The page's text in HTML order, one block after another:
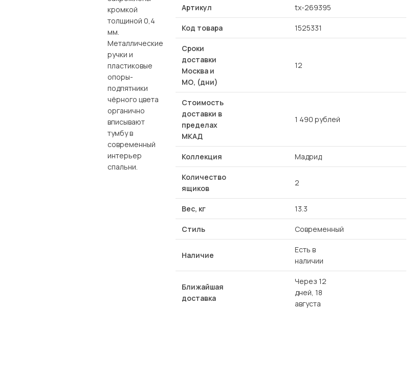
кромкой
толщиной 0,4
мм.
Металлические
ручки и
пластиковые
опоры-
подпятники
чёрного цвета
органично
вписывают
тумбу в
современный
интерьер
спальни.
Артикул tx-269395
Код товара 1525331
Сроки
доставки
Москва и
МО, (дни)
12
Стоимость
доставки в
пределах
МКАД
1 490 рублей
Коллекция Мадрид
Количество
ящиков
2
Вес, кг 13.3
Стиль Современный
Наличие
Есть в
наличии
Ближайшая
доставка
Через 12
дней, 18
августа